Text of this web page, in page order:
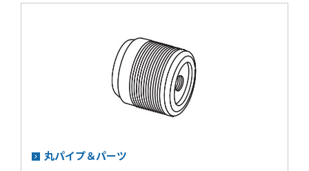
丸パイプ＆パーツ